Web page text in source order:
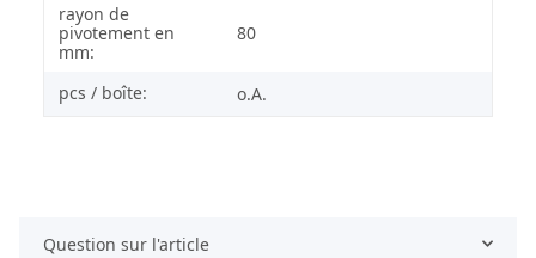
rayon de
pivotement en
mm:
80
pcs / boîte: o.A.
Question sur l'article